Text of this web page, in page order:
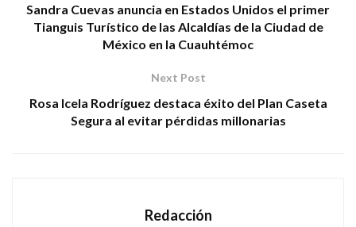
Sandra Cuevas anuncia en Estados Unidos el primer
Tianguis Turístico de las Alcaldías de la Ciudad de
México en la Cuauhtémoc
Next Post
Rosa Icela Rodríguez destaca éxito del Plan Caseta
Segura al evitar pérdidas millonarias
Redacción